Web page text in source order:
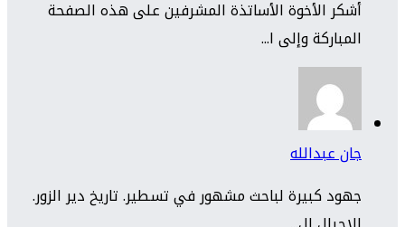
أشكر الأخوة الأساتذة المشرفين على هذه الصفحة
المباركة وإلى ا...
جان عبدالله
جهود كبيرة لباحث مشهور في تسطير. تاريخ دير الزور.